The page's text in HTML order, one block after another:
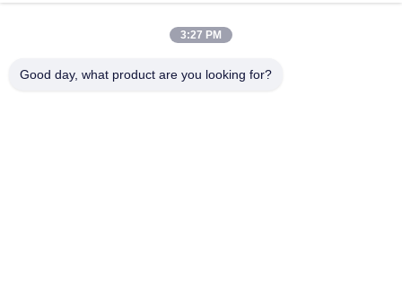
QIAOTOU GROUP, SANHESHUI VILLAGE, GAOPING TOWN,
3:27 PM
Good day, what product are you looking for?